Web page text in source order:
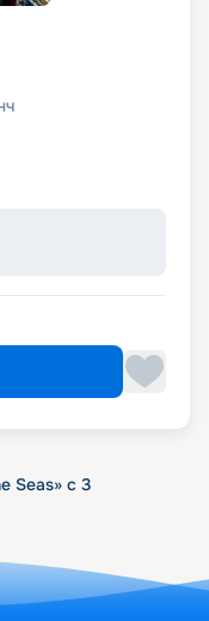
Seas» с 3